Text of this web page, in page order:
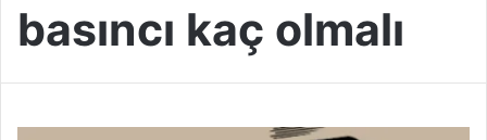
basıncı kaç olmalı